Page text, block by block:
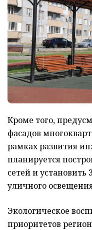
Кроме того,
фасадов
рамках развития
планируется
сетей и
уличного
Экологическое
приоритетов